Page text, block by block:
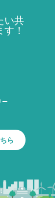
い共
！
ー
ら